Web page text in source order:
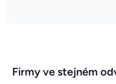
Firmy ve stejném